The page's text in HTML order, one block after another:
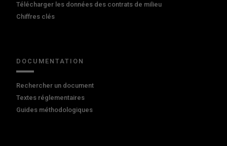
Télécharger les données des contrats de milieu
Chiffres clés
DOCUMENTATION
Rechercher un document
Textes réglementaires
Guides méthodologiques